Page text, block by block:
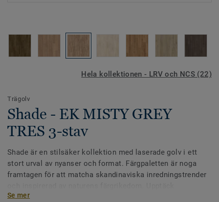
Hela kollektionen - LRV och NCS (22)
Trägolv
Shade - EK MISTY GREY
TRES 3-stav
Shade är en stilsäker kollektion med laserade golv i ett
stort urval av nyanser och format. Färgpaletten är noga
framtagen för att matcha skandinaviska inredningstrender
skönheten och den stora variationen och låt dig inspireras
Se mer